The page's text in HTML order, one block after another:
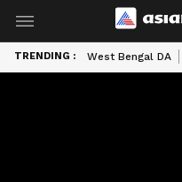
TRENDING : West Bengal DA